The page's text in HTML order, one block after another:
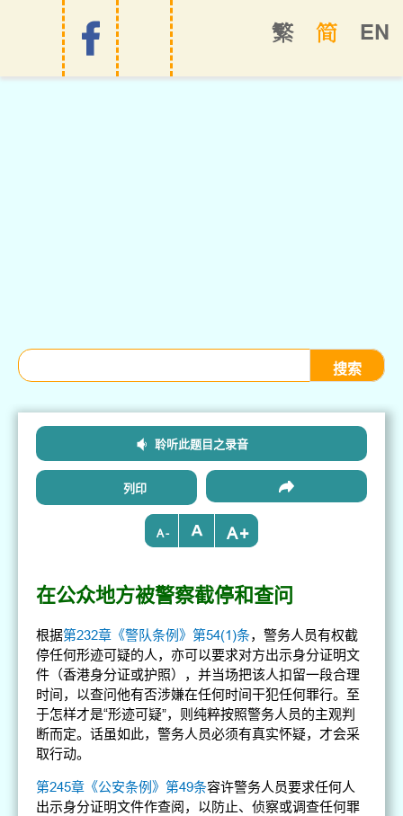
EN
简
繁
聆听此题目之录音
列印
- +
在公众地方被警察截停和查问
根据第232章《警队条例》第54(1)条，警务人员有权截
停任何形迹可疑的人，亦可以要求对方出示身分证明文
件（香港身分证或护照），并当场把该人扣留一段合理
时间，以查问他有否涉嫌在任何时间干犯任何罪行。至
于怎样才是“形迹可疑”，则纯粹按照警务人员的主观判
断而定。话虽如此，警务人员必须有真实怀疑，才会采
取行动。
第245章《公安条例》第49条容许警务人员要求任何人
出示身分证明文件作查阅，以防止、侦察或调查任何罪